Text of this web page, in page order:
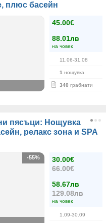
плюс басейн
45.00€
88.01лв
на човек
11.06-31.08
1 нощувка
340 грабнати
пясъци: Нощувка
релакс зона и SPA
30.00€
66.00€
58.67лв
129.08лв
на човек
1.09-30.09
-55%